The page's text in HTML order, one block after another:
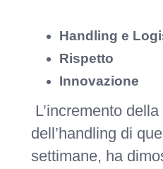
Handling e
Rispetto
Innovazione
L’incremento
dell’handling di
settimane, ha